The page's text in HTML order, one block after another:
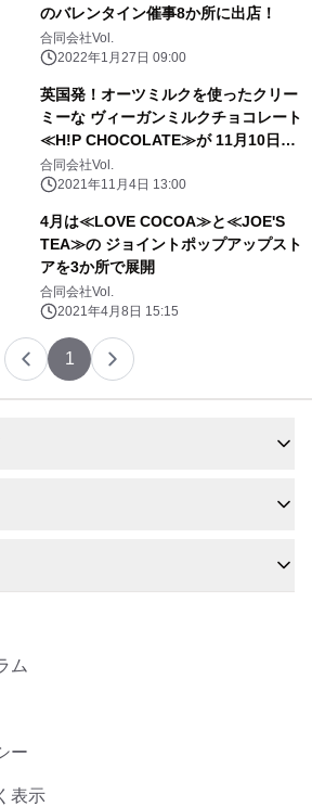
のバレンタイン催事8か所に出店！
合同会社Vol.
2022年1月27日 09:00
英国発！オーツミルクを使ったクリー
ミーな ヴィーガンミルクチョコレート
≪H!P CHOCOLATE≫が 11月10日
(水)販売スタート！
合同会社Vol.
2021年11月4日 13:00
4月は≪LOVE COCOA≫と≪JOE'S
TEA≫の ジョイントポップアップスト
アを3か所で展開
合同会社Vol.
2021年4月8日 15:15
1
ム
ー
表示